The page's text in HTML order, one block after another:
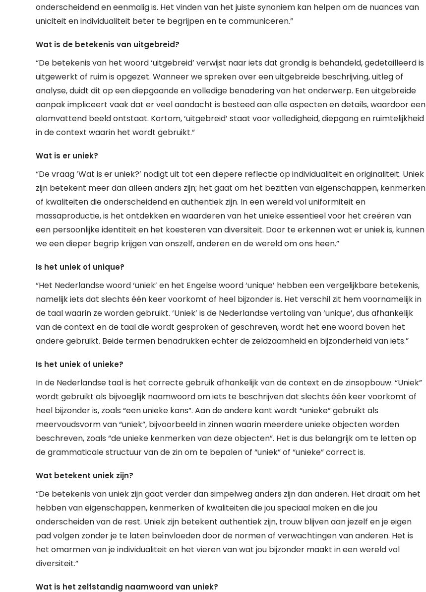
onderscheidend en eenmalig is. Het vinden van het juiste synoniem kan helpen om de nuances van
uniciteit en individualiteit beter te begrijpen en te communiceren.”
Wat is de betekenis van uitgebreid?
“De betekenis van het woord ‘uitgebreid’ verwijst naar iets dat grondig is behandeld, gedetailleerd is
uitgewerkt of ruim is opgezet. Wanneer we spreken over een uitgebreide beschrijving, uitleg of
analyse, duidt dit op een diepgaande en volledige benadering van het onderwerp. Een uitgebreide
aanpak impliceert vaak dat er veel aandacht is besteed aan alle aspecten en details, waardoor een
alomvattend beeld ontstaat. Kortom, ‘uitgebreid’ staat voor volledigheid, diepgang en ruimtelijkheid
in de context waarin het wordt gebruikt.”
Wat is er uniek?
“De vraag ‘Wat is er uniek?’ nodigt uit tot een diepere reflectie op individualiteit en originaliteit. Uniek
zijn betekent meer dan alleen anders zijn; het gaat om het bezitten van eigenschappen, kenmerken
of kwaliteiten die onderscheidend en authentiek zijn. In een wereld vol uniformiteit en
massaproductie, is het ontdekken en waarderen van het unieke essentieel voor het creëren van
een persoonlijke identiteit en het koesteren van diversiteit. Door te erkennen wat er uniek is, kunnen
we een dieper begrip krijgen van onszelf, anderen en de wereld om ons heen.”
Is het uniek of unique?
“Het Nederlandse woord ‘uniek’ en het Engelse woord ‘unique’ hebben een vergelijkbare betekenis,
namelijk iets dat slechts één keer voorkomt of heel bijzonder is. Het verschil zit hem voornamelijk in
de taal waarin ze worden gebruikt. ‘Uniek’ is de Nederlandse vertaling van ‘unique’, dus afhankelijk
van de context en de taal die wordt gesproken of geschreven, wordt het ene woord boven het
andere gebruikt. Beide termen benadrukken echter de zeldzaamheid en bijzonderheid van iets.”
Is het uniek of unieke?
In de Nederlandse taal is het correcte gebruik afhankelijk van de context en de zinsopbouw. “Uniek”
wordt gebruikt als bijvoeglijk naamwoord om iets te beschrijven dat slechts één keer voorkomt of
heel bijzonder is, zoals “een unieke kans”. Aan de andere kant wordt “unieke” gebruikt als
meervoudsvorm van “uniek”, bijvoorbeeld in zinnen waarin meerdere unieke objecten worden
beschreven, zoals “de unieke kenmerken van deze objecten”. Het is dus belangrijk om te letten op
de grammaticale structuur van de zin om te bepalen of “uniek” of “unieke” correct is.
Wat betekent uniek zijn?
“De betekenis van uniek zijn gaat verder dan simpelweg anders zijn dan anderen. Het draait om het
hebben van eigenschappen, kenmerken of kwaliteiten die jou speciaal maken en die jou
onderscheiden van de rest. Uniek zijn betekent authentiek zijn, trouw blijven aan jezelf en je eigen
pad volgen zonder je te laten beïnvloeden door de normen of verwachtingen van anderen. Het is
het omarmen van je individualiteit en het vieren van wat jou bijzonder maakt in een wereld vol
diversiteit.”
Wat is het zelfstandig naamwoord van uniek?